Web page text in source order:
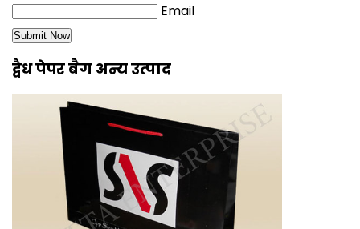
Email
द्वैध पेपर बैग अन्य उत्पाद